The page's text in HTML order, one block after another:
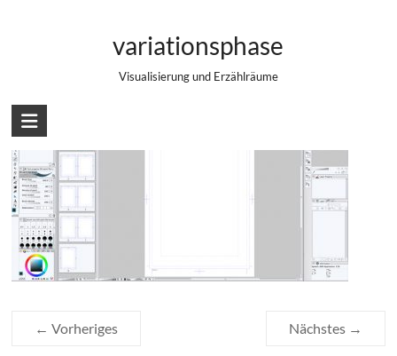
variationsphase
Visualisierung und Erzählräume
Manga Studio 5 ex
← Vorheriges Nächstes →